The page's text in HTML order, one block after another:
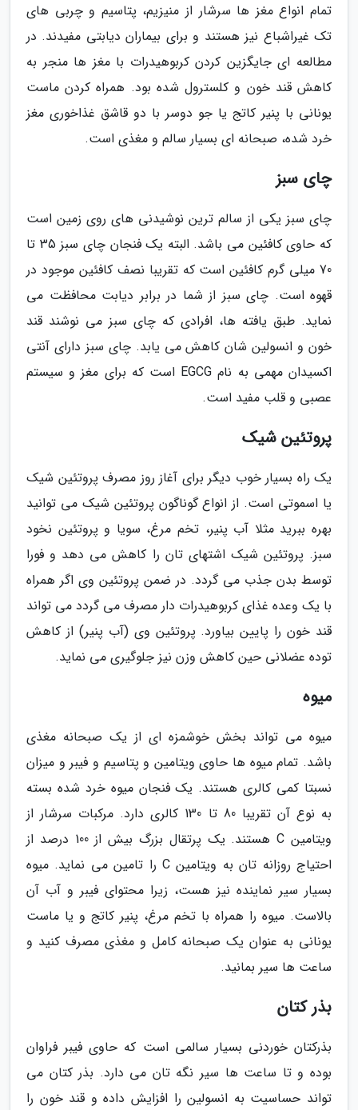
تمام انواع مغز ها سرشار از منیزیم، پتاسیم و چربی های
تک غیراشباع نیز هستند و برای بیماران دیابتی مفیدند. در
مطالعه ای جایگزین کردن کربوهیدرات با مغز ها منجر به
کاهش قند خون و کلسترول شده بود. همراه کردن ماست
یونانی با پنیر کاتج یا جو دوسر با دو قاشق غذاخوری مغز
خرد شده، صبحانه ای بسیار سالم و مغذی است.
چای سبز
چای سبز یکی از سالم ترین نوشیدنی های روی زمین است
که حاوی کافئین می باشد. البته یک فنجان چای سبز 35 تا
70 میلی گرم کافئین است که تقریبا نصف کافئین موجود در
قهوه است. چای سبز از شما در برابر دیابت محافظت می
نماید. طبق یافته ها، افرادی که چای سبز می نوشند قند
خون و انسولین شان کاهش می یابد. چای سبز دارای آنتی
اکسیدان مهمی به نام EGCG است که برای مغز و سیستم
عصبی و قلب مفید است.
پروتئین شیک
یک راه بسیار خوب دیگر برای آغاز روز مصرف پروتئین شیک
یا اسموتی است. از انواع گوناگون پروتئین شیک می توانید
بهره ببرید مثلا آب پنیر، تخم مرغ، سویا و پروتئین نخود
سبز. پروتئین شیک اشتهای تان را کاهش می دهد و فورا
توسط بدن جذب می گردد. در ضمن پروتئین وی اگر همراه
با یک وعده غذای کربوهیدرات دار مصرف می گردد می تواند
قند خون را پایین بیاورد. پروتئین وی (آب پنیر) از کاهش
توده عضلانی حین کاهش وزن نیز جلوگیری می نماید.
میوه
میوه می تواند بخش خوشمزه ای از یک صبحانه مغذی
باشد. تمام میوه ها حاوی ویتامین و پتاسیم و فیبر و میزان
نسبتا کمی کالری هستند. یک فنجان میوه خرد شده بسته
به نوع آن تقریبا 80 تا 130 کالری دارد. مرکبات سرشار از
ویتامین C هستند. یک پرتقال بزرگ بیش از 100 درصد از
احتیاج روزانه تان به ویتامین C را تامین می نماید. میوه
بسیار سیر نماینده نیز هست، زیرا محتوای فیبر و آب آن
بالاست. میوه را همراه با تخم مرغ، پنیر کاتج و یا ماست
یونانی به عنوان یک صبحانه کامل و مغذی مصرف کنید و
ساعت ها سیر بمانید.
بذر کتان
بذرکتان خوردنی بسیار سالمی است که حاوی فیبر فراوان
بوده و تا ساعت ها سیر نگه تان می دارد. بذر کتان می
تواند حساسیت به انسولین را افزایش داده و قند خون را